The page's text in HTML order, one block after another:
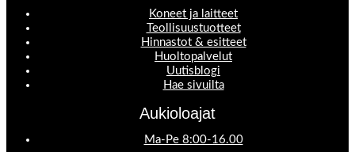
Koneet ja laitteet
Teollisuustuotteet
Hinnastot & esitteet
Huoltopalvelut
Uutisblogi
Hae sivuilta
Aukioloajat
Ma-Pe 8:00-16.00